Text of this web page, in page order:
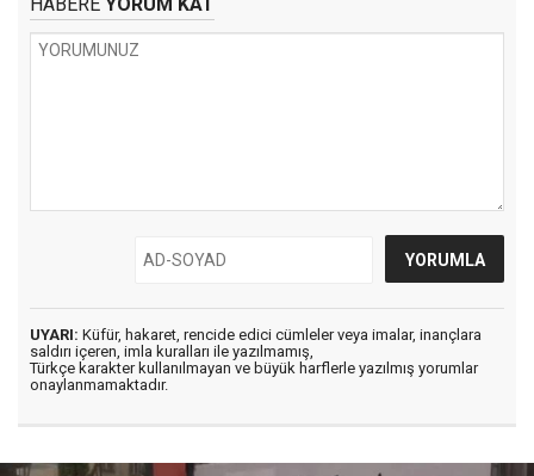
UYARI: Küfür, hakaret, rencide edici cümleler veya imalar, inançlara
saldırı içeren, imla kuralları ile yazılmamış,
Türkçe karakter kullanılmayan ve büyük harflerle yazılmış yorumlar
onaylanmamaktadır.